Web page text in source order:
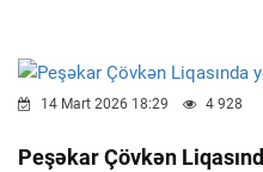
14 Mart 2026 18:29 4 928
Peşəkar Çövkən